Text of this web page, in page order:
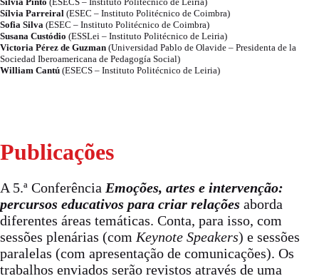
Sílvia Parreiral (ESEC – Instituto Politécnico de Coimbra)
Sofia Silva (ESEC – Instituto Politécnico de Coimbra)
Susana Custódio (ESSLei – Instituto Politécnico de Leiria)
Victoria Pérez de Guzman (Universidad Pablo de Olavide – Presidenta de la
Sociedad Iberoamericana de Pedagogía Social)
William Cantú (ESECS – Instituto Politécnico de Leiria)
Publicações
A 5.ª Conferência Emoções, artes e intervenção:
percursos educativos para criar relações aborda
diferentes áreas temáticas. Conta, para isso, com
sessões plenárias (com Keynote Speakers) e sessões
paralelas (com apresentação de comunicações). Os
trabalhos enviados serão revistos através de uma